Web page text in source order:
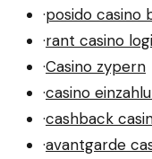
·posido casino
·rant casino
·Casino zypern
·casino
·cashback
·avantgarde